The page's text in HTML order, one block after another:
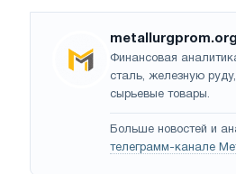
metallurgprom.org
Финансовая
сталь, железную
сырьевые товары.
Больше новостей и
телеграмм-канале